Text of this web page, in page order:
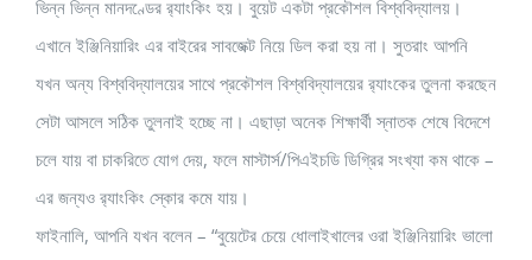
ভিন্ন ভিন্ন মানদণ্ডের র‍্যাংকিং হয়। বুয়েট একটা প্রকৌশল বিশ্ববিদ্যালয়।
এখানে ইঞ্জিনিয়ারিং এর বাইরের সাবজেক্ট নিয়ে ডিল করা হয় না। সুতরাং আপনি
যখন অন্য বিশ্ববিদ্যালয়ের সাথে প্রকৌশল বিশ্ববিদ্যালয়ের র‍্যাংকের তুলনা করছেন
সেটা আসলে সঠিক তুলনাই হচ্ছে না। এছাড়া অনেক শিক্ষার্থী স্নাতক শেষে বিদেশে
চলে যায় বা চাকরিতে যোগ দেয়, ফলে মাস্টার্স/পিএইচডি ডিগ্রির সংখ্যা কম থাকে –
এর জন্যও র‍্যাংকিং স্কোর কমে যায়।
ফাইনালি, আপনি যখন বলেন – “বুয়েটের চেয়ে ধোলাইখালের ওরা ইঞ্জিনিয়ারিং ভালো